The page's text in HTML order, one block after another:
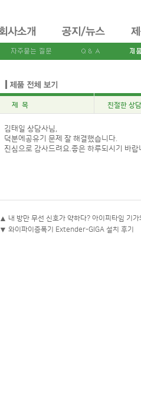
제 목 친절한 상
김태일 상담사님,
덕분에공유기 문제 잘 해결했습니다.
진심으로 감사드려요.좋은 하루되시기 바
▲ 내 방만 무선 신호가 약하다? 아이피타임 기
▼ 와이파이증폭기 Extender-GIGA 설치 후기